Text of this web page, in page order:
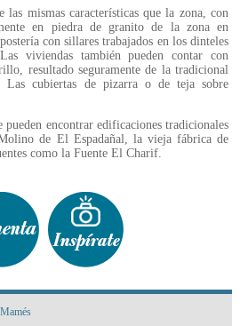
mismas características que la zona, con
en piedra de granito de la zona en
con sillares trabajados en los dinteles
viviendas también pueden contar con
resultado seguramente de la tradicional
cubiertas de pizarra o de teja sobre
encontrar edificaciones tradicionales
de El Espadañal, la vieja fábrica de
como la Fuente El Charif.